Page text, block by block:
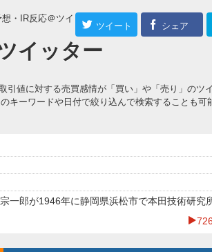
・IR反応＠ツイッター
ツイート シェア
イッター
値に対する売買感情が「買い」や「売り」のツ
ーワードや日付で絞り込んで検索することも可
郎が1946年に静岡県浜松市で本田技術研究